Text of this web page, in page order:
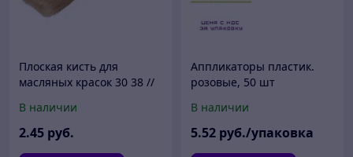
Плоская кисть для
масляных красок 30 38 //
В наличии
2.45 руб.
Аппликаторы пластик.
розовые, 50 шт
В наличии
5.52 руб./упаковка